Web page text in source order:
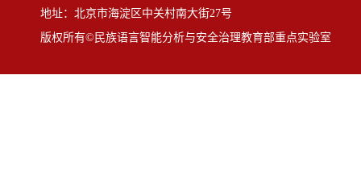
地址：北京市海淀区中关村南大街27号
版权所有©民族语言智能分析与安全治理教育部重点实验室